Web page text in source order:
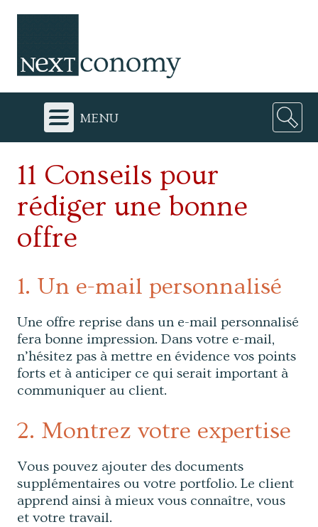
menu
11 Conseils pour
rédiger une bonne
offre
1. Un e-mail personnalisé
Une offre reprise dans un e-mail personnalisé
fera bonne impression. Dans votre e-mail,
n’hésitez pas à mettre en évidence vos points
forts et à anticiper ce qui serait important à
communiquer au client.
2. Montrez votre expertise
Vous pouvez ajouter des documents
supplémentaires ou votre portfolio. Le client
apprend ainsi à mieux vous connaître, vous
et votre travail.